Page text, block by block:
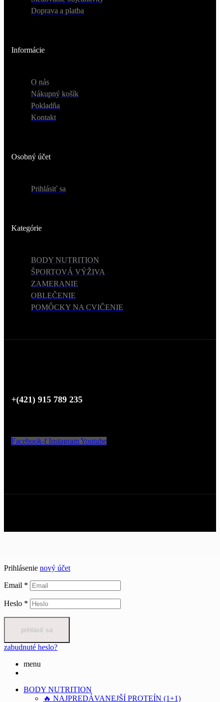
Doprava a platba
Informácie
O nás
Nákupný košík
Pokladňa
Kontakt
Osobný účet
Prihlásiť sa
Kategórie
BODY NUTRITION
ŠPORTOVÁ VÝŽIVA
ZAMERANIE
OBLEČENIE
POMÔCKY NA CVIČENIE
+(421) 915 789 235
Facebook-f InstagramYoutube
Prihlásenie nový účet
Email *
Heslo *
prihlásiť sa
zabudnuté heslo?
menu
BODY NUTRITION
🔥 NAJPREDÁVANEJŠÍ PROTEÍN (1+1)